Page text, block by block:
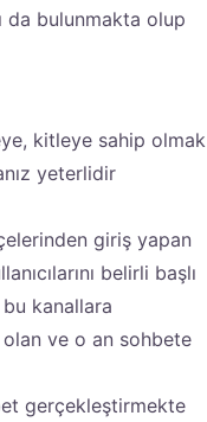
da bulunmakta olup
kitleye sahip olmak
yeterlidir
giriş yapan
belirli başlı
kanallara
ve o an sohbete
gerçekleştirmekte